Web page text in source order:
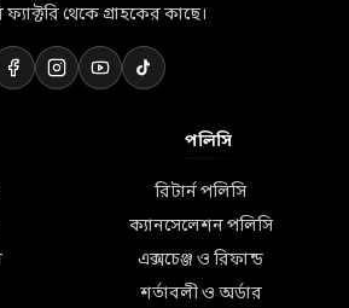
থেকে গ্রাহকের কাছে।
পলিসি
রিটার্ন পলিসি
ক্যানসেলেশন পলিসি
এক্সচেঞ্জ ও রিফান্ড
শর্তাবলী ও অর্ডার